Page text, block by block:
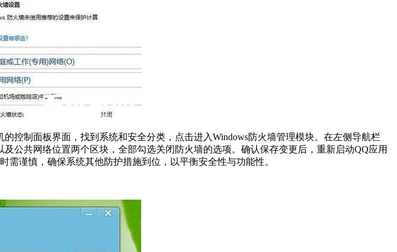
控制面板界面，找到系统和安全分类，点击进入Windows防火墙管理模块。在左侧导航栏
公共网络位置两个区块，全部勾选关闭防火墙的选项。确认保存变更后，重新启动QQ应用
谨慎，确保系统其他防护措施到位，以平衡安全性与功能性。